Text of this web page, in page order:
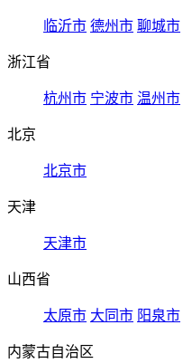
临沂市 德州市 聊城市
浙江省
杭州市 宁波市 温州市
北京
北京市
天津
天津市
山西省
太原市 大同市 阳泉市
内蒙古自治区